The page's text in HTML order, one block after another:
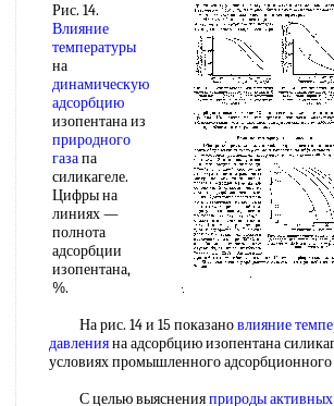
Рис. 14.
Влияние
температуры
на
динамическую
адсорбцию
изопентана из
природного
газапа
силикагеле.
Цифры на
линиях —
полнота
адсорбции
изопентана,
%.
На рис. 14 и 15 показановлияние
давленияна адсорбцию изопентана
условиях промышленного адсорбционного
С целью выясненияприроды активных